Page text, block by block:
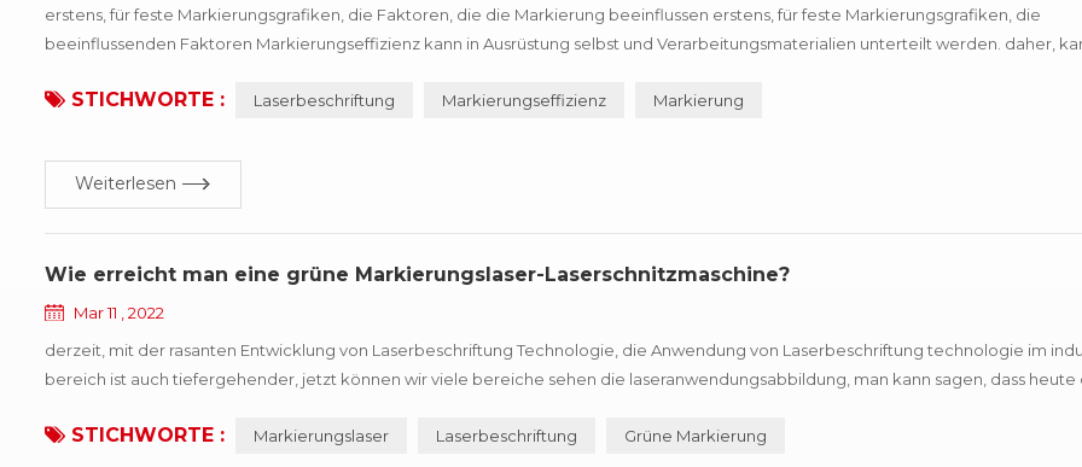
erstens, für feste Markierungsgrafiken, die Faktoren, die die Markierung beeinflussen erstens, für feste Markierungsgrafiken, die
beeinflussenden Faktoren Markierungseffizienz kann in Ausrüstung selbst und Verarbeitungsmaterialien unterteilt werden. daher,
Markie...
STICHWORTE : Laserbeschriftung Markierungseffizienz Markierung
Weiterlesen
Wie erreicht man eine grüne Markierungslaser-Laserschnitzmaschine?
Mar 11 , 2022
derzeit, mit der rasanten Entwicklung von Laserbeschriftung Technologie, die Anwendung von Laserbeschriftung technologie im
bereich ist auch tiefergehender, jetzt können wir viele bereiche sehen die laseranwendungsabbildung, man kann sagen, dass heute
STICHWORTE : Markierungslaser Laserbeschriftung Grüne Markierung